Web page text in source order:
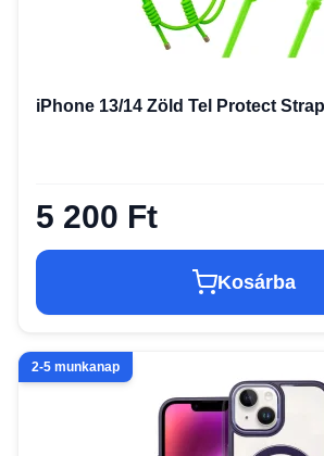
iPhone 13/14 Zöld Tel Protect
5 200 Ft
Kosárba
2-5 munkanap